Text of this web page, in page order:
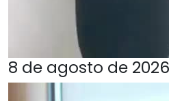
8 de agosto de 2026